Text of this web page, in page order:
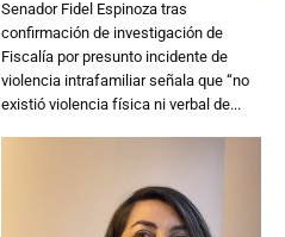
Senador Fidel Espinoza tras
confirmación de investigación de
Fiscalía por presunto incidente de
violencia intrafamiliar señala que “no
existió violencia física ni verbal de...